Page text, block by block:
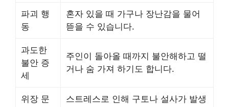
파괴 행
동
혼자 있을 때 가구나 장난감을 물어
뜯을 수 있습니다.
과도한
불안 증
세
주인이 돌아올 때까지 불안해하고 떨
거나 숨 가져 하기도 합니다.
위장 문
스트레스로 인해 구토나 설사가 발생